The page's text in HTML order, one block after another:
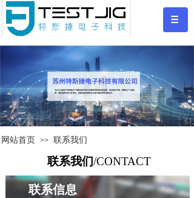
网站首页 >> 联系我们
联系我们/CONTACT
联系信息